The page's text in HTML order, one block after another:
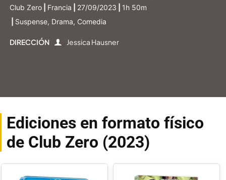
Club Zero Francia 27/09/2023
1h 50m
Suspense, Drama, Comedia
DIRECCIÓN Jessica Hausner
Ediciones en formato físico
de Club Zero (2023)